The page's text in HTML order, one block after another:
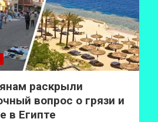
раскрыли
вопрос о грязи и
в Египте